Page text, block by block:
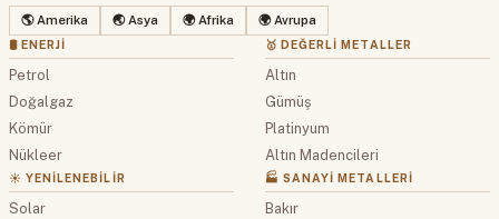
🌎 Amerika 🌏 Asya 🌍 Afrika 🌍 Avrupa
🛢 ENERJI
Petrol
Doğalgaz
Kömür
Nükleer
☀️ YENILENEBILIR
Solar
🥇 DEĞERLI METALLER
Altın
Gümüş
Platinyum
Altın Madencileri
🏭 SANAYI METALLERI
Bakır